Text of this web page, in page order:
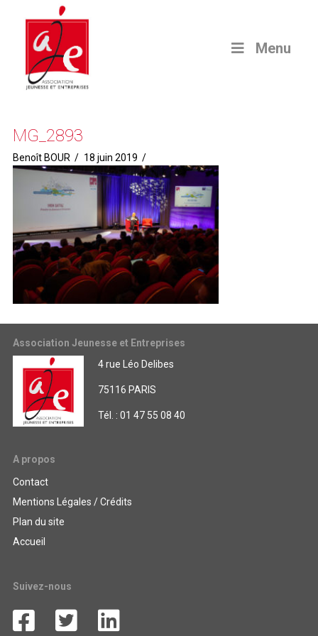
Menu
MG_2893
Benoît BOUR 18 juin 2019
Association Jeunesse et Entreprises
4 rue Léo Delibes
75116 PARIS
Tél. : 01 47 55 08 40
A propos
Contact
Mentions Légales / Crédits
Plan du site
Accueil
Suivez-nous